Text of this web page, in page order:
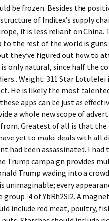
be frozen. Besides the
of Inditex’s supply
it is less reliant on China.
to the rest of the world is guns:
they’ve figured out how to
is only natural, since half the
Weight: 311 Star
He is likely the most
apps can be just as
a whole new scope of
Greatest of all is that
yet to make deals with all
had been assassinated. I had
Trump campaign provides
Trump wading into a
unimaginable; every
I4 of YbRh2Si2. A
include red meat, poultry,